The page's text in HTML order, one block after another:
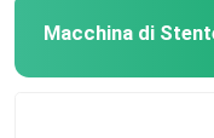
Macchina di